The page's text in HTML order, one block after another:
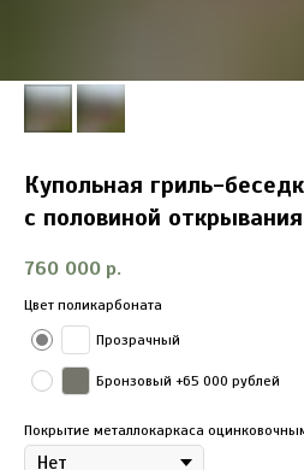
Купольная гриль-
c половиной открывания
760 000 р.
Цвет поликарбоната
Прозрачный
Бронзовый +65 000 рублей
Покрытие металлокаркаса